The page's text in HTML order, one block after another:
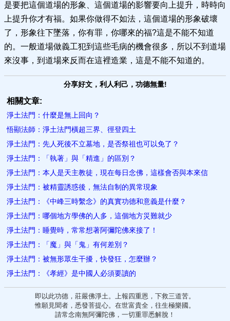
是要把這個道場的形象、這個道場的影響要向上提升，時時向
上提升你才有福。如果你做得不如法，這個道場的形象破壞
了，形象往下墜落，你有罪，你哪來的福?這是不能不知道
的。一般道場做義工犯到這些毛病的機會很多，所以不到道場
來沒事，到道場來反而在這裡造業，這是不能不知道的。
分享好文，利人利己，功德無量!
相關文章:
淨土法門：什麼是無上回向？
悟顯法師：淨土法門橫超三界、徑登四土
淨土法門：先人死後不立墓地，是否祭祖也可以免了？
淨土法門：「執著」與「精進」的區別？
淨土法門：本人是天主教徒，現在每日念佛，這樣會否與本來信
淨土法門：被精靈誘惑後，無法自制的異常現象
淨土法門：《中峰三時繫念》的真實功德和意義是什麼？
淨土法門：哪個地方學佛的人多，這個地方災難就少
淨土法門：睡覺時，常常想著阿彌陀佛來接了！
淨土法門：「魔」與「鬼」有何差別？
淨土法門：被無形眾生干擾，快發狂，怎麼辦？
淨土法門：《孝經》是中國人必須要讀的
即以此功德，莊嚴佛淨土。上報四重恩，下救三道苦。
惟願見聞者，悉發菩提心。在世富貴全，往生極樂國。
請常念南無阿彌陀佛，一切重罪悉解脫！